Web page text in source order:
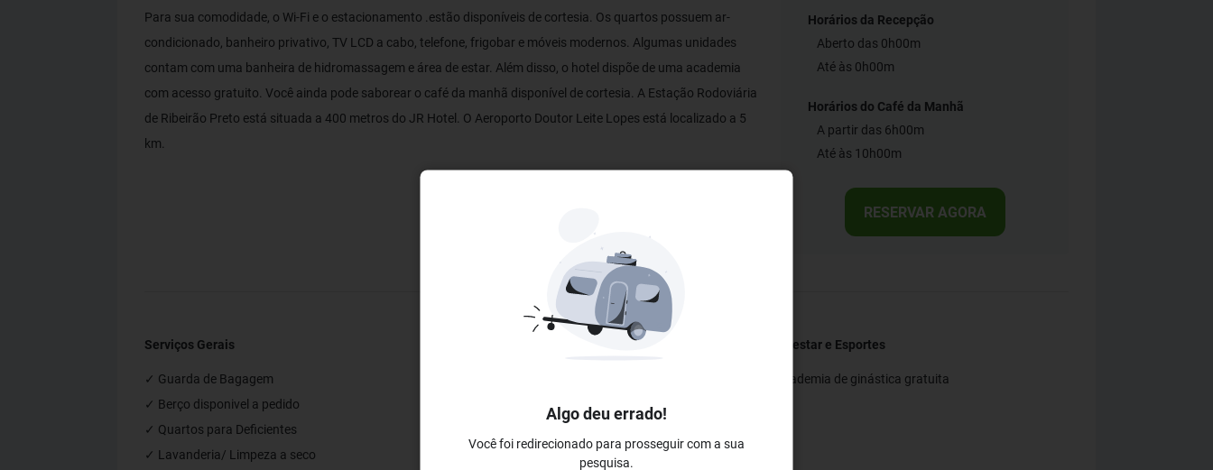
Algo deu errado!
Você foi redirecionado para prosseguir com a sua
pesquisa.
Para sua comodidade, o Wi-Fi e o estacionamento .estão disponíveis de cortesia. Os quartos possuem ar-
condicionado, banheiro privativo, TV LCD a cabo, telefone, frigobar e móveis modernos. Algumas unidades
contam com uma banheira de hidromassagem e área de estar. Além disso, o hotel dispõe de uma academia
com acesso gratuito. Você ainda pode saborear o café da manhã disponível de cortesia. A Estação Rodoviária
de Ribeirão Preto está situada a 400 metros do JR Hotel. O Aeroporto Doutor Leite Lopes está localizado a 5
km.
Horários da Recepção
Aberto das 0h00m
Até às 0h00m
Horários do Café da Manhã
A partir das 6h00m
Até às 10h00m
RESERVAR AGORA
Serviços Gerais
✓ Guarda de Bagagem
✓ Berço disponivel a pedido
✓ Quartos para Deficientes
✓ Lavanderia/ Limpeza a seco
✓ Sala de Reuniões
Bem-estar e Esportes
✓ Academia de ginástica gratuita